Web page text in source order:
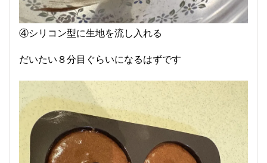
④シリコン型に生地を流し入れる
だいたい８分目ぐらいになるはずです